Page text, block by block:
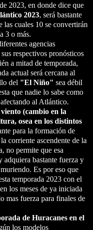
2023, en donde dice que
2023, será bastante
las cuales 10 se convertirán
3 o más.
agencias
respectivos pronósticos
a mitad de temporada,
actual será cercana al
del "El Niño" sea débil
que nadie lo sabe como
al Atlántico.
(cambio en la
osea en los distintos
para la formación de
corriente ascendente de la
no permite que esa
adquiera bastante fuerza y
Es por eso que
temporada 2023 con el
los meses de ya iniciada
mas fuerza para finales de
de Huracanes en el
los modelos